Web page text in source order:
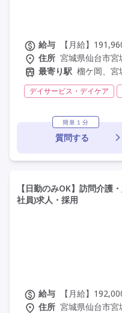
給与
【月給】
住所 宮城県仙台市
最寄り駅 榴ケ岡、宮
デイサービス・デイケア
社会保険完備
託児所・保育支援あり
簡単１分
質問する
【日勤のみOK】訪問介護
社員)求人・採用
給与
【月給】
住所 宮城県仙台市宮